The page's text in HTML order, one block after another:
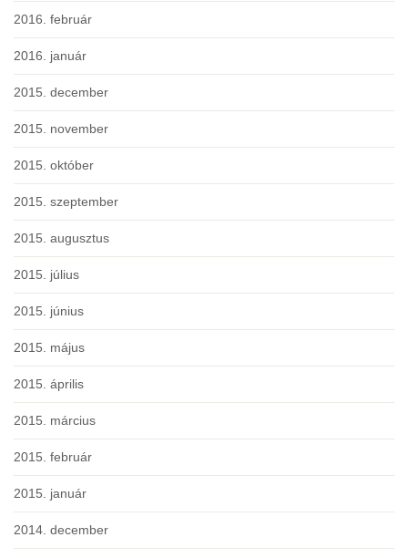
2016. február
2016. január
2015. december
2015. november
2015. október
2015. szeptember
2015. augusztus
2015. július
2015. június
2015. május
2015. április
2015. március
2015. február
2015. január
2014. december